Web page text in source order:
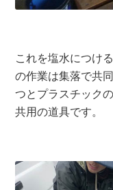
これを塩水につけ
の作業は集落で共
つとプラスチック
共用の道具です。